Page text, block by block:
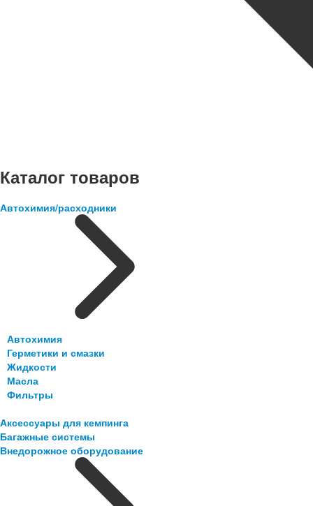
Каталог товаров
Автохимия/расходники
Автохимия
Герметики и смазки
Жидкости
Масла
Фильтры
Аксессуары для кемпинга
Багажные системы
Внедорожное оборудование